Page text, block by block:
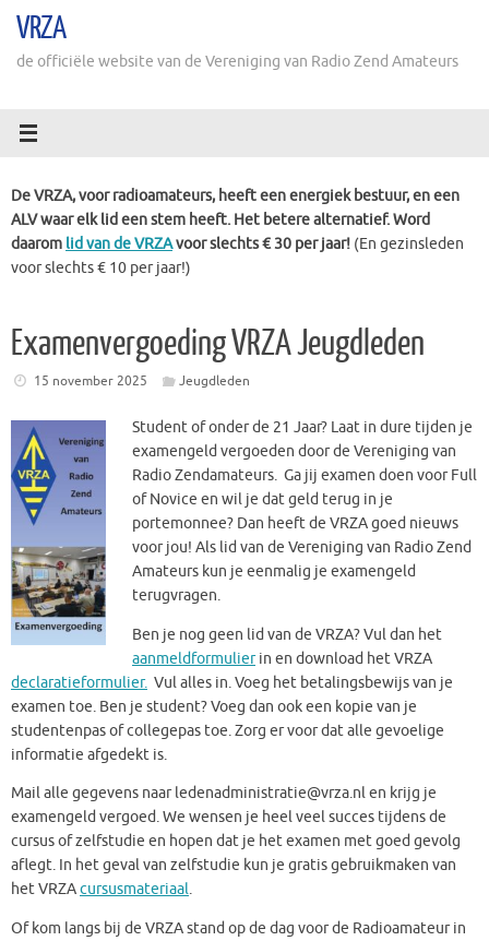
naarVRZA
de officiële website van de Vereniging van Radio Zend Amateurs
De VRZA, voor radioamateurs, heeft een energiek bestuur, en een
ALV waar elk lid een stem heeft. Het betere alternatief. Word
daarom lid van de VRZAvoor slechts € 30 per jaar! (En gezinsleden
voor slechts € 10 per jaar!)
Examenvergoeding VRZA Jeugdleden
15 november 2025 Jeugdleden
Student of onder de 21 Jaar? Laat in dure tijden je
examengeld vergoeden door de Vereniging van
RadioZendamateurs. Ga jij examen doen voor Full
of Novice en wil je dat geld terug in je
portemonnee? Dan heeft de VRZA goed nieuws
voor jou! Als lid van de Vereniging van Radio Zend
Amateurs kun je eenmalig je examengeld
terugvragen.
Ben je nog geen lid van de VRZA? Vul dan het
aanmeldformulierin en download het VRZA
declaratieformulier. Vul alles in. Voeg het betalingsbewijs van je
examen toe. Ben je student? Voeg dan ook een kopie van je
studentenpas of collegepas toe. Zorg er voor dat alle gevoelige
informatie afgedekt is.
Mail alle gegevens naar ledenadministratie@vrza.nl en krijg je
examengeld vergoed. We wensen je heel veel succes tijdens de
cursus of zelfstudie en hopen dat je het examen met goed gevolg
aflegt. In het geval van zelfstudie kun je gratis gebruikmaken van
het VRZAcursusmateriaal.
Of kom langs bij de VRZA stand op de dag voor de Radioamateur in